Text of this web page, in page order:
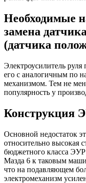
Необходимые
замена
(датчика
Электроусилитель руля
его с аналогичным по
механизмом. Тем не
популярность у
Конструкция
Основной недостаток
относительно высокая
бюджетного класса
Мазда 6 к таковым
что на подавляющем
электромеханизм